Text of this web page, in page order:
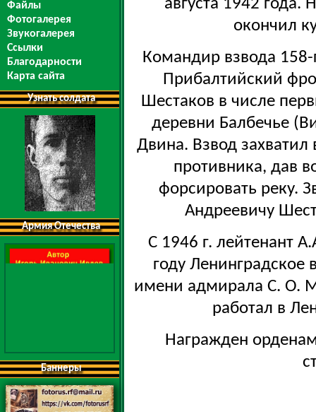
Файлы
Фотогалерея
Звукогалерея
Ссылки
Благодарности
Карта сайта
Узнать солдата
Армия Отечества
Баннеры
августа 1942 года.
окончил
Командир взвода 158-
Прибалтийский
Шестаков в числе
деревни Балбечье
Двина. Взвод захватил
противника, дав
форсировать реку.
Андреевичу
С 1946 г. лейтенант
году
имени адмирала С. О.
работал в
Награжден